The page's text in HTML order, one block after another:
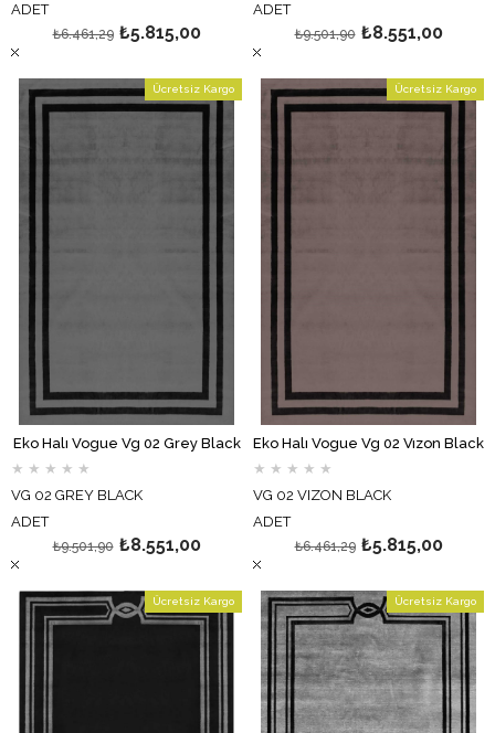
ADET
₺5.815,00
₺6.461,29
ADET
₺8.551,00
₺9.501,90
Eko Halı Vogue Vg 02 Grey Black
★ ★ ★ ★ ★
VG 02 GREY BLACK
ADET
₺8.551,00
₺9.501,90
Ücretsiz Kargo
Eko Halı Vogue Vg 02 Vızon Black
★ ★ ★ ★ ★
VG 02 VIZON BLACK
ADET
₺5.815,00
₺6.461,29
Ücretsiz Kargo
Ücretsiz Kargo Ücretsiz Kargo